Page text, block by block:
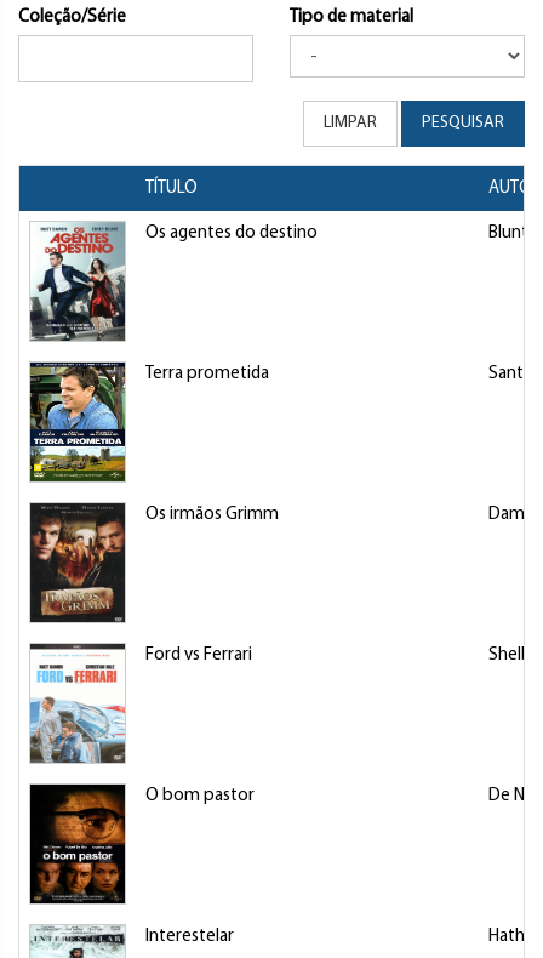
Coleção/Série Tipo de material
LIMPAR PESQUISAR
TÍTULO
Os agentes do destino Blunt,
Terra prometida Sant,
Os irmãos Grimm
Ford vs Ferrari
O bom pastor De
Interestelar